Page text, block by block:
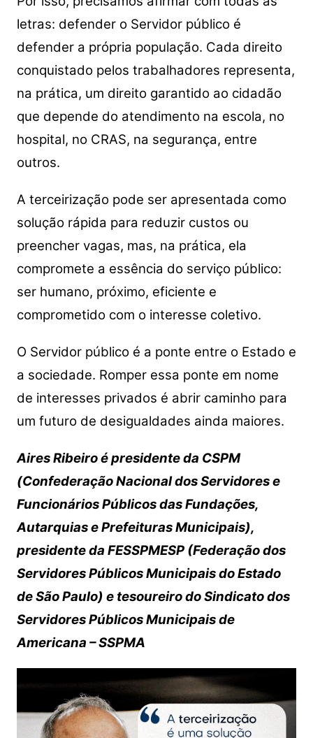
letras: defender o Servidor público é
defender a própria população. Cada direito
conquistado pelos trabalhadores representa,
na prática, um direito garantido ao cidadão
que depende do atendimento na escola, no
hospital, no CRAS, na segurança, entre
outros.
A terceirização pode ser apresentada como
solução rápida para reduzir custos ou
preencher vagas, mas, na prática, ela
compromete a essência do serviço público:
ser humano, próximo, eficiente e
comprometido com o interesse coletivo.
O Servidor público é a ponte entre o Estado e
a sociedade. Romper essa ponte em nome
de interesses privados é abrir caminho para
um futuro de desigualdades ainda maiores.
Aires Ribeiro é presidente da CSPM
(Confederação Nacional dos Servidores e
Funcionários Públicos das Fundações,
Autarquias e Prefeituras Municipais),
presidente da FESSPMESP (Federação dos
Servidores Públicos Municipais do Estado
de São Paulo) e tesoureiro do Sindicato dos
Servidores Públicos Municipais de
Americana – SSPMA